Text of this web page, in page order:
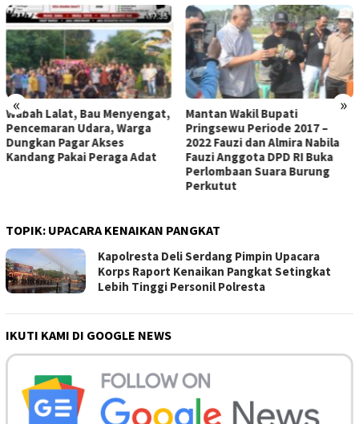
« »
Adat
Mantan Wakil Bupati
Pringsewu Periode 2017 –
2022 Fauzi dan Almira Nabila
Fauzi Anggota DPD RI Buka
Perlombaan Suara Burung
Waasintel Kasad
Ari Peaseya
ke 129 Bulu Lor
TOPIK: UPACARA KENAIKAN PANGKAT
Kapolresta Deli Serdang Pimpin Upacara
Korps Raport Kenaikan Pangkat Setingkat
Lebih Tinggi Personil Polresta
IKUTI KAMI DI GOOGLE NEWS